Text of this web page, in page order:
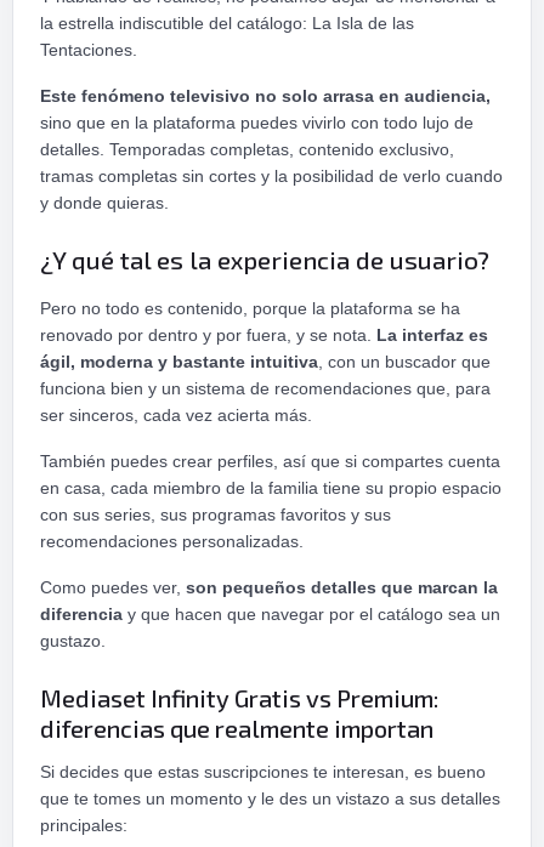
la estrella indiscutible del catálogo: La Isla de las
Tentaciones.
Este fenómeno televisivo no solo arrasa en audiencia,
sino que en la plataforma puedes vivirlo con todo lujo de
detalles. Temporadas completas, contenido exclusivo,
tramas completas sin cortes y la posibilidad de verlo cuando
y donde quieras.
¿Y qué tal es la experiencia de usuario?
Pero no todo es contenido, porque la plataforma se ha
renovado por dentro y por fuera, y se nota. La interfaz es
ágil, moderna y bastante intuitiva , con un buscador que
funciona bien y un sistema de recomendaciones que, para
ser sinceros, cada vez acierta más.
También puedes crear perfiles, así que si compartes cuenta
en casa, cada miembro de la familia tiene su propio espacio
con sus series, sus programas favoritos y sus
recomendaciones personalizadas.
Como puedes ver, son pequeños detalles que marcan la
diferencia y que hacen que navegar por el catálogo sea un
gustazo.
Mediaset Infinity Gratis vs Premium:
diferencias que realmente importan
Si decides que estas suscripciones te interesan, es bueno
que te tomes un momento y le des un vistazo a sus detalles
principales: